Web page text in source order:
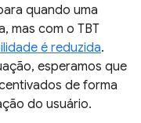
quando uma
mas com o TBT
é reduzida.
esperamos que
de forma
do usuário.